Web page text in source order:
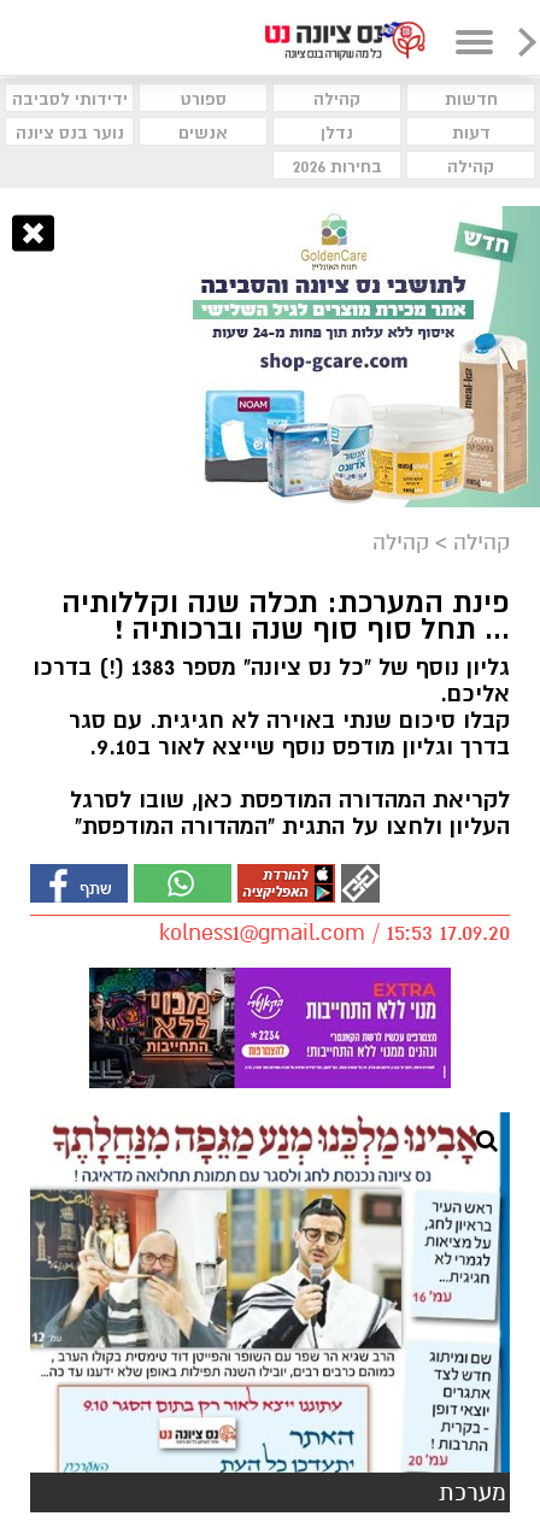
חדשות קהילה ספורט
ידידותי לסביבה
דעות
נדלן אנשים
נוער בנס ציונה
קהילה
בחירות 2026
קהילה > קהילה
פינת המערכת: תכלה שנה וקללותיה
... תחל סוף סוף שנה וברכותיה !
גליון נוסף של "כל נס ציונה" מספר 1383 (!) בדרכו
אליכם.
קבלו סיכום שנתי באוירה לא חגיגית. עם סגר
בדרך וגליון מודפס נוסף שייצא לאור ב9.10.
לקריאת המהדורה המודפסת כאן, שובו לסרגל
העליון ולחצו על התגית "המהדורה המודפסת"
kolness1@gmail.com / 15:53 17.09.20
מערכת